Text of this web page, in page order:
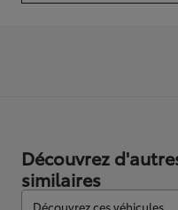
Découvrez
similaires
Découvrez ces véhicules